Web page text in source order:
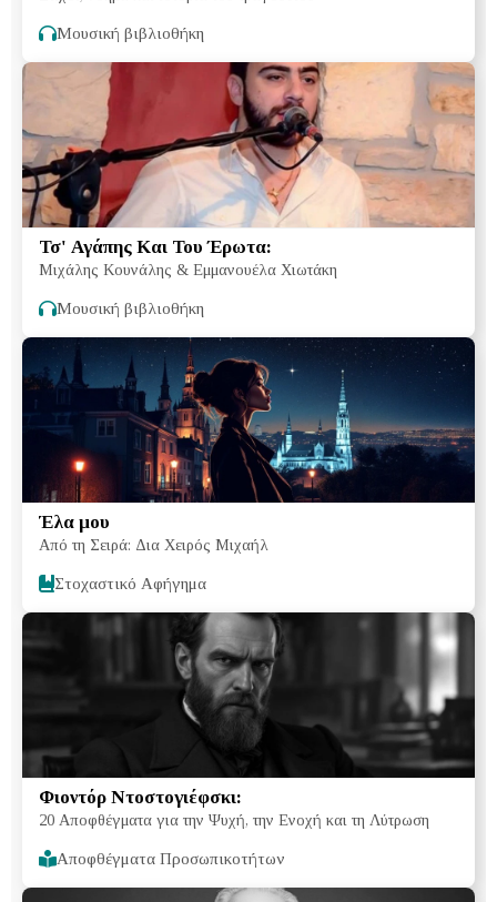
Μουσική βιβλιοθήκη
Τσ' Αγάπης Και Του Έρωτα:
Μιχάλης Κουνάλης & Εμμανουέλα Χιωτάκη
Μουσική βιβλιοθήκη
Έλα μου
Από τη Σειρά: Δια Χειρός Μιχαήλ
Στοχαστικό Αφήγημα
Φιοντόρ Ντοστογιέφσκι:
20 Αποφθέγματα για την Ψυχή, την Ενοχή και τη Λύτρωση
Αποφθέγματα Προσωπικοτήτων